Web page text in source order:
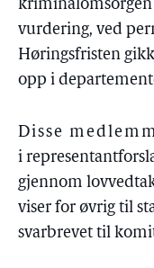
kriminalomsorgen
vurdering, ved
Høringsfristen
opp i
Disse
i
gjennom
viser for øvrig til
svarbrevet til